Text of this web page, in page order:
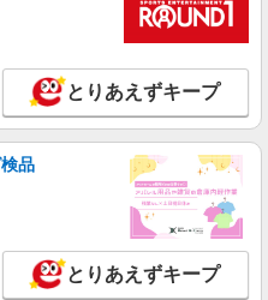
とりあえずキープ
品
とりあえずキープ